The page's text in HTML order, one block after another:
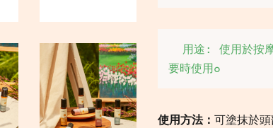
要時使用๐
使用方法： 可塗抹於